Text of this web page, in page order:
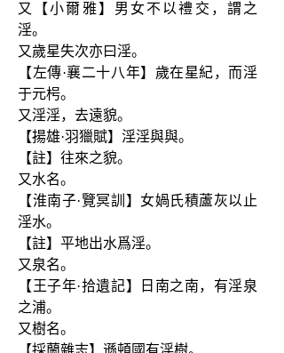
又【小爾雅】男女不以禮交，謂之
淫。
又歲星失次亦曰淫。
【左傳·襄二十八年】歲在星紀，而淫
于元枵。
又淫淫，去遠貌。
【揚雄·羽獵賦】淫淫與與。
【註】往來之貌。
又水名。
【淮南子·覽冥訓】女媧氏積蘆灰以止
淫水。
【註】平地出水爲淫。
又泉名。
【王子年·拾遺記】日南之南，有淫泉
之浦。
又樹名。
【採蘭雜志】遜頓國有淫樹。